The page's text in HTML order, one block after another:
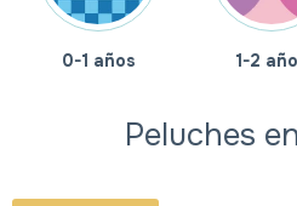
0-1 años 1-2
Peluches